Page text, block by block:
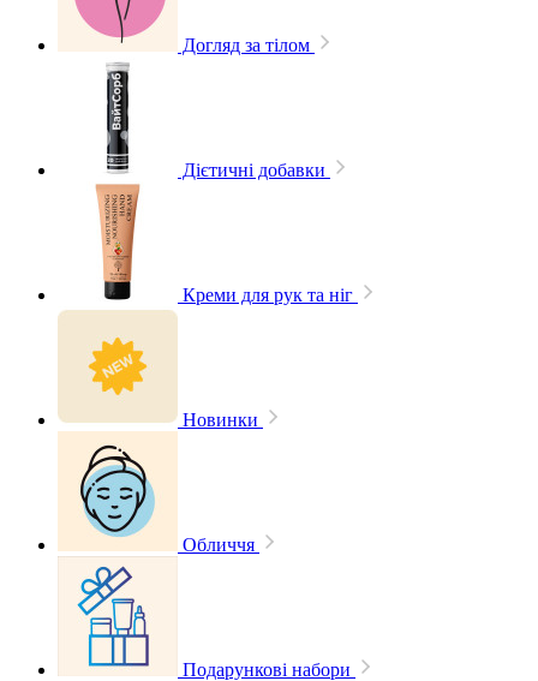
Догляд за тілом
Дієтичні добавки
Креми для рук та ніг
Новинки
Обличчя
Подарункові набори